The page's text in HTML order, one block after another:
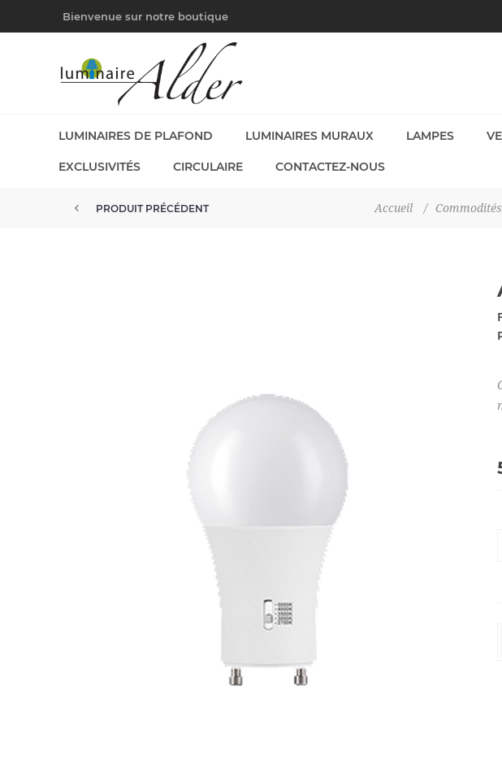
Bienvenue sur notre boutique
LUMINAIRES DE PLAFOND LUMINAIRES MURAUX LAMPES
EXCLUSIVITÉS CIRCULAIRE CONTACTEZ-NOUS
Accueil / Commodités
PRODUIT PRÉCÉDENT